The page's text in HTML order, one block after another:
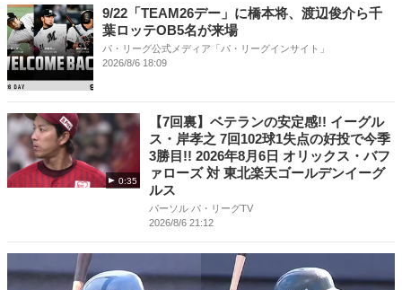
9/22「TEAM26デー」に橋本将、渡辺俊介ら千
葉ロッテOB5名が来場
パ・リーグ公式メディア「パ・リーグインサイト」
2026/8/6 18:09
0:35
【7回裏】ベテランの安定感!! イーグル
ス・岸孝之 7回102球1失点の好投で今季
3勝目!! 2026年8月6日 オリックス・バフ
ァローズ 対 東北楽天ゴールデンイーグ
ルス
パーソル パ・リーグTV
2026/8/6 21:12